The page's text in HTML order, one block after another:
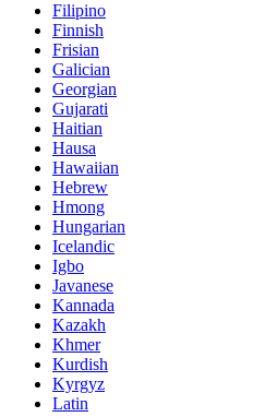
Filipino
Finnish
Frisian
Galician
Georgian
Gujarati
Haitian
Hausa
Hawaiian
Hebrew
Hmong
Hungarian
Icelandic
Igbo
Javanese
Kannada
Kazakh
Khmer
Kurdish
Kyrgyz
Latin